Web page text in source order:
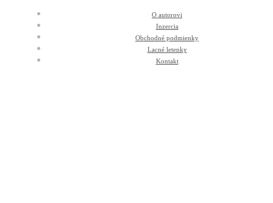
O autorovi
Inzercia
Obchodné podmienky
Lacné letenky
Kontakt